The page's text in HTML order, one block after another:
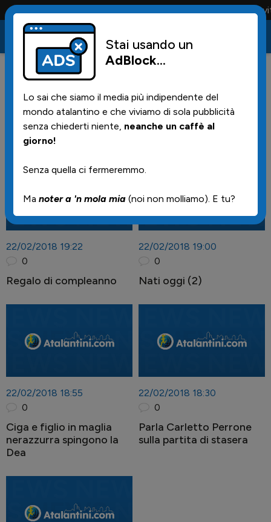
Conta solo la maglia e solo i tifosi la portano tutta la vita
Notizie
22/02/2018 19:22
0
Regalo di compleanno
22/02/2018 19:00
0
Nati oggi (2)
22/02/2018 18:55
0
Ciga e figlio in maglia
nerazzurra spingono la
Dea
22/02/2018 18:30
0
Parla Carletto Perrone
sulla partita di stasera
Stai usando un
AdBlock...
Lo sai che siamo il media più indipendente del
mondo atalantino e che viviamo di sola pubblicità
senza chiederti niente, neanche un caffè al
giorno!
Senza quella ci fermeremmo.
Ma noter a 'n mola mia (noi non molliamo). E tu?